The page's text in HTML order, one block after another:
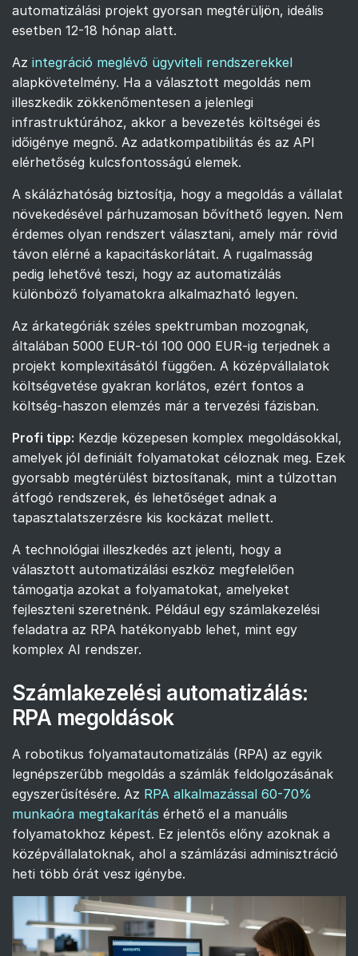
automatizálási projekt gyorsan megtérüljön, ideális
esetben 12-18 hónap alatt.
Az integráció meglévő ügyviteli rendszerekkel
alapkövetelmény. Ha a választott megoldás nem
illeszkedik zökkenőmentesen a jelenlegi
infrastruktúrához, akkor a bevezetés költségei és
időigénye megnő. Az adatkompatibilitás és az API
elérhetőség kulcsfontosságú elemek.
A skálázhatóság biztosítja, hogy a megoldás a vállalat
növekedésével párhuzamosan bővíthető legyen. Nem
érdemes olyan rendszert választani, amely már rövid
távon elérné a kapacitáskorlátait. A rugalmasság
pedig lehetővé teszi, hogy az automatizálás
különböző folyamatokra alkalmazható legyen.
Az árkategóriák széles spektrumban mozognak,
általában 5000 EUR-tól 100 000 EUR-ig terjednek a
projekt komplexitásától függően. A középvállalatok
költségvetése gyakran korlátos, ezért fontos a
költség-haszon elemzés már a tervezési fázisban.
Profi tipp: Kezdje közepesen komplex megoldásokkal,
amelyek jól definiált folyamatokat céloznak meg. Ezek
gyorsabb megtérülést biztosítanak, mint a túlzottan
átfogó rendszerek, és lehetőséget adnak a
tapasztalatszerzésre kis kockázat mellett.
A technológiai illeszkedés azt jelenti, hogy a
választott automatizálási eszköz megfelelően
támogatja azokat a folyamatokat, amelyeket
fejleszteni szeretnénk. Például egy számlakezelési
feladatra az RPA hatékonyabb lehet, mint egy
komplex AI rendszer.
Számlakezelési automatizálás:
RPA megoldások
A robotikus folyamatautomatizálás (RPA) az egyik
legnépszerűbb megoldás a számlák feldolgozásának
egyszerűsítésére. Az RPA alkalmazással 60-70%
munkaóra megtakarítás érhető el a manuális
folyamatokhoz képest. Ez jelentős előny azoknak a
középvállalatoknak, ahol a számlázási adminisztráció
heti több órát vesz igénybe.